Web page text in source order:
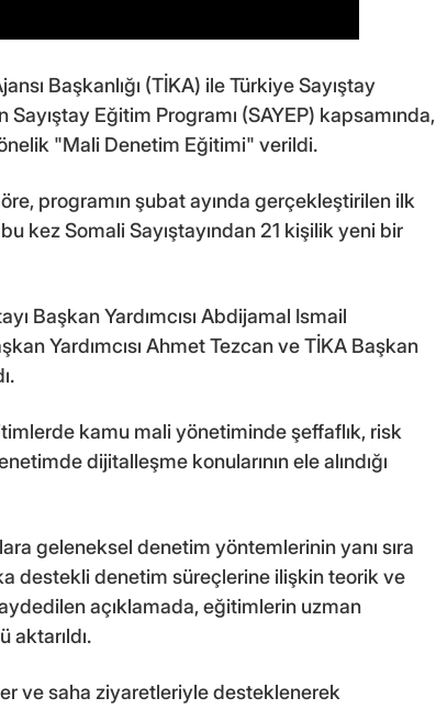
Başkanlığı (TİKA) ile Türkiye Sayıştay
Sayıştay Eğitim Programı (SAYEP) kapsamında,
"Mali Denetim Eğitimi" verildi.
programın şubat ayında gerçekleştirilen ilk
kez Somali Sayıştayından 21 kişilik yeni bir
Başkan Yardımcısı Abdijamal Ismail
Yardımcısı Ahmet Tezcan ve TİKA Başkan
kamu mali yönetiminde şeffaflık, risk
dijitalleşme konularının ele alındığı
geleneksel denetim yöntemlerinin yanı sıra
destekli denetim süreçlerine ilişkin teorik ve
açıklamada, eğitimlerin uzman
aktarıldı.
ve saha ziyaretleriyle desteklenerek